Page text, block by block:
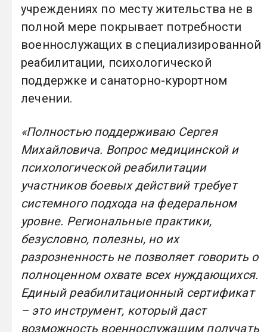
учреждениях по месту жительства не в
полной мере покрывает потребности
военнослужащих в специализированной
реабилитации, психологической
поддержке и санаторно-курортном
лечении.
«Полностью поддерживаю Сергея
Михайловича. Вопрос медицинской и
психологической реабилитации
участников боевых действий требует
системного подхода на федеральном
уровне. Региональные практики,
безусловно, полезны, но их
разрозненность не позволяет говорить о
полноценном охвате всех нуждающихся.
Единый реабилитационный сертификат
– это инструмент, который даст
возможность военнослужащим получать